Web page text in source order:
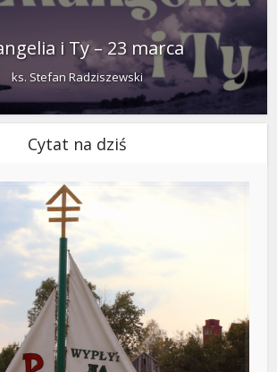
i Ty – 23 marca
ks. Stefan Radziszewski
Cytat na dziś